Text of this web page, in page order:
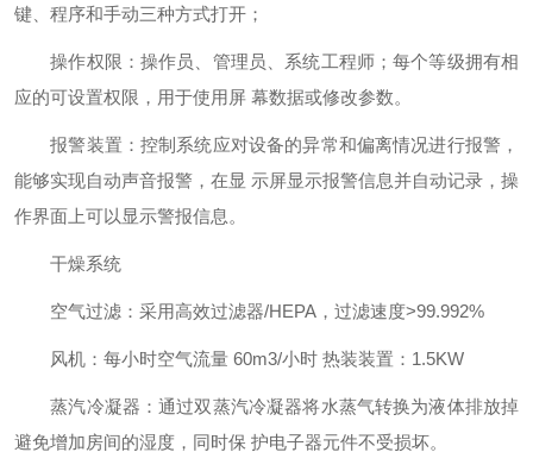
键、程序和手动三种方式打开；
操作权限：操作员、管理员、系统工程师；每个等级拥有相
应的可设置权限，用于使用屏 幕数据或修改参数。
报警装置：控制系统应对设备的异常和偏离情况进行报警，
能够实现自动声音报警，在显 示屏显示报警信息并自动记录，操
作界面上可以显示警报信息。
干燥系统
空气过滤：采用高效过滤器/HEPA，过滤速度>99.992%
风机：每小时空气流量 60m3/小时 热装装置：1.5KW
蒸汽冷凝器：通过双蒸汽冷凝器将水蒸气转换为液体排放掉
避免增加房间的湿度，同时保 护电子器元件不受损坏。